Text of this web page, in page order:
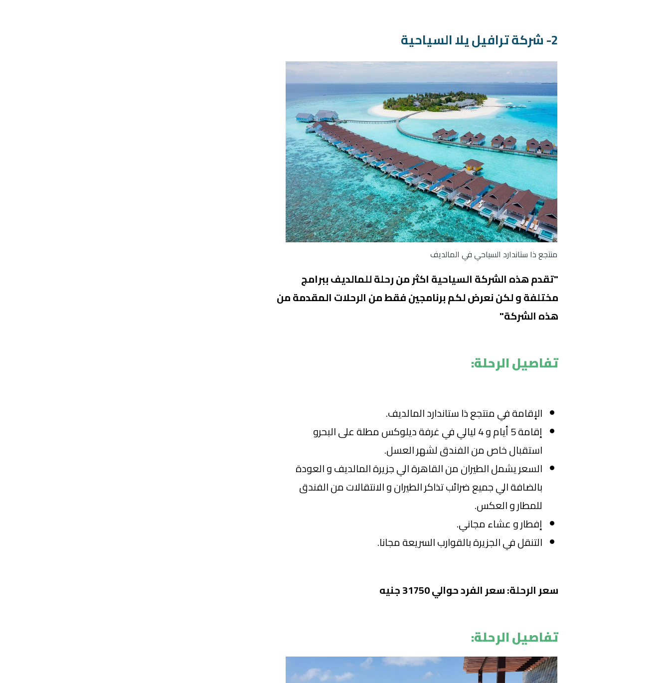
2- شركة ترافيل يلا السياحية
منتجع ذا ستاندارد السياحي في المالديف
"تقدم هذه الشركة السياحية اكثر من رحلة للمالديف ببرامج
مختلفة و لكن نعرض لكم برنامجين فقط من الرحلات المقدمة من
هذه الشركة"
تفاصيل الرحلة:
الإقامة في منتجع ذا ستاندارد المالديف.
إقامة 5 أيام و 4 ليالي في غرفة ديلوكس مطلة على البحرو
استقبال خاص من الفندق لشهر العسل.
السعر يشمل الطيران من القاهرة الي جزيرة المالديف و العودة
بالضافة الي جميع ضرائب تذاكر الطيران و الانتقالات من الفندق
للمطار و العكس.
إفطار و عشاء مجاني.
التنقل في الجزيرة بالقوارب السريعة مجانا.
سعر الرحلة: سعر الفرد حوالي 31750 جنيه
تفاصيل الرحلة: